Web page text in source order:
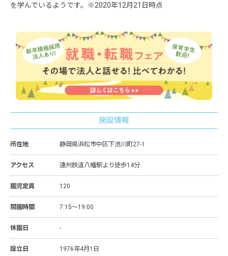
を学んでいるようです。※2020年12月21日時点
施設情報
所在地 静岡県浜松市中区下池川町27-1
アクセス 遠州鉄道八幡駅より徒歩14分
園児定員 120
開園時間 7:15～19:00
休園日 -
設立日 1976年4月1日